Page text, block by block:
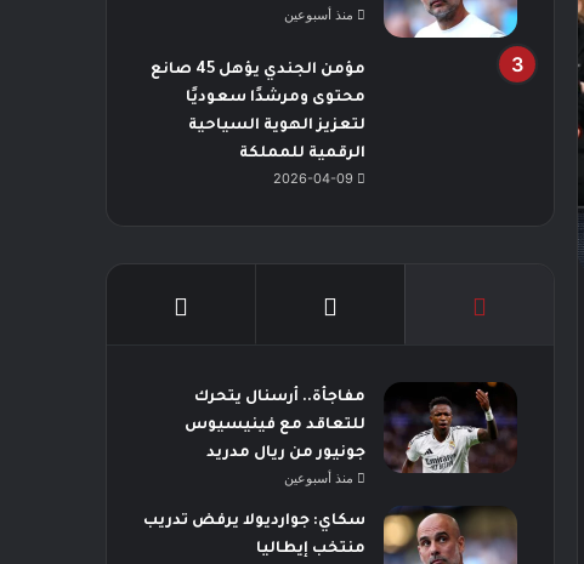
منذ أسبوعين
مؤمن الجندي يؤهل 45 صانع
محتوى ومرشدًا سعوديًا
لتعزيز الهوية السياحية
الرقمية للمملكة
2026-04-09
مفاجأة.. أرسنال يتحرك
للتعاقد مع فينيسيوس
جونيور من ريال مدريد
منذ أسبوعين
سكاي: جوارديولا يرفض تدريب
منتخب إيطاليا